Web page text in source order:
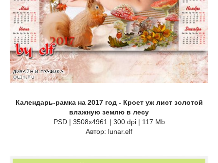
Календарь-рамка на 2017 год - Кроет уж лист золотой
влажную землю в лесу
PSD | 3508х4961 | 300 dpi | 117 Mb
Автор: lunar.elf